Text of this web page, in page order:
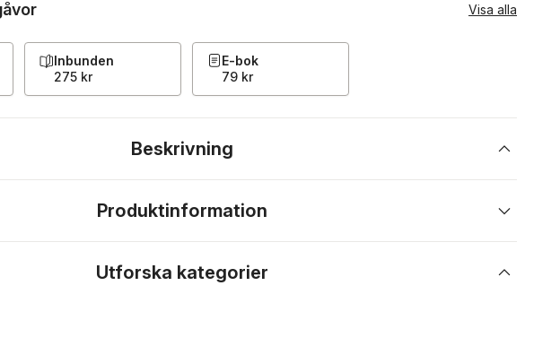
Visa alla
Inbunden
275 kr
E-bok
79 kr
Beskrivning
Produktinformation
Utforska kategorier